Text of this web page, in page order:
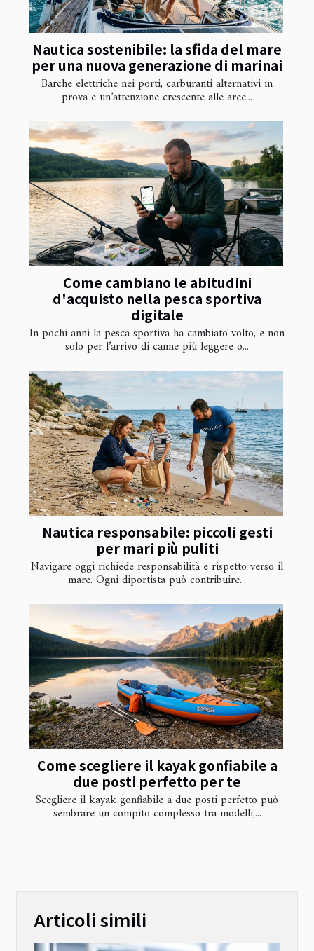
Nautica sostenibile: la sfida del mare
per una nuova generazione di marinai
Barche elettriche nei porti, carburanti alternativi in
prova e un’attenzione crescente alle aree...
Come cambiano le abitudini
d'acquisto nella pesca sportiva
digitale
In pochi anni la pesca sportiva ha cambiato volto, e non
solo per l’arrivo di canne più leggere o...
Nautica responsabile: piccoli gesti
per mari più puliti
Navigare oggi richiede responsabilità e rispetto verso il
mare. Ogni diportista può contribuire...
Come scegliere il kayak gonfiabile a
due posti perfetto per te
Scegliere il kayak gonfiabile a due posti perfetto può
sembrare un compito complesso tra modelli,...
Articoli simili